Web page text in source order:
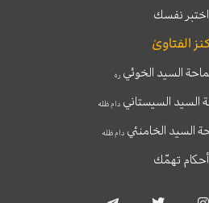
اختبر نفسك
الفتاوىٰ
السيد الخوئيره
السيد السيستانيدام ظله
السيد الخامنئي دام ظله
أحكام تهمّك